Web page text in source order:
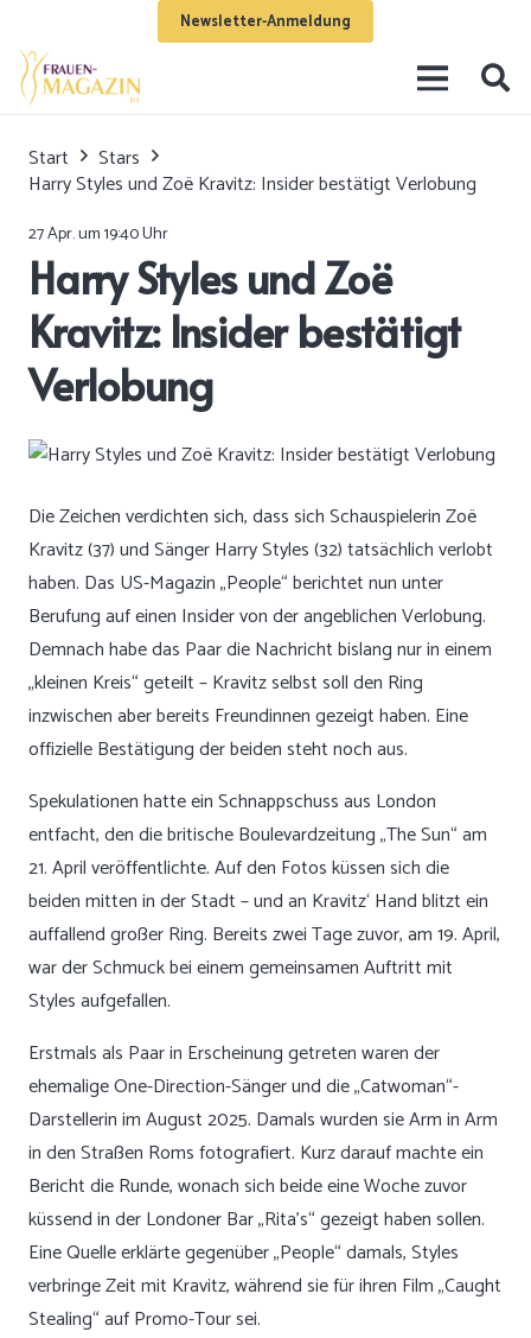
Newsletter-Anmeldung
Start
Stars
Harry Styles und Zoë Kravitz: Insider bestätigt Verlobung
27 Apr. um 19:40 Uhr
Harry Styles und Zoë
Kravitz: Insider bestätigt
Verlobung
Die Zeichen verdichten sich, dass sich Schauspielerin Zoë
Kravitz (37) und Sänger Harry Styles (32) tatsächlich verlobt
haben. Das US-Magazin „People“ berichtet nun unter
Berufung auf einen Insider von der angeblichen Verlobung.
Demnach habe das Paar die Nachricht bislang nur in einem
„kleinen Kreis“ geteilt – Kravitz selbst soll den Ring
inzwischen aber bereits Freundinnen gezeigt haben. Eine
offizielle Bestätigung der beiden steht noch aus.
Spekulationen hatte ein Schnappschuss aus London
entfacht, den die britische Boulevardzeitung „The Sun“ am
21. April veröffentlichte. Auf den Fotos küssen sich die
beiden mitten in der Stadt – und an Kravitz‘ Hand blitzt ein
auffallend großer Ring. Bereits zwei Tage zuvor, am 19. April,
war der Schmuck bei einem gemeinsamen Auftritt mit
Styles aufgefallen.
Erstmals als Paar in Erscheinung getreten waren der
ehemalige One-Direction-Sänger und die „Catwoman“-
Darstellerin im August 2025. Damals wurden sie Arm in Arm
in den Straßen Roms fotografiert. Kurz darauf machte ein
Bericht die Runde, wonach sich beide eine Woche zuvor
küssend in der Londoner Bar „Rita’s“ gezeigt haben sollen.
Eine Quelle erklärte gegenüber „People“ damals, Styles
verbringe Zeit mit Kravitz, während sie für ihren Film „Caught
Stealing“ auf Promo-Tour sei.